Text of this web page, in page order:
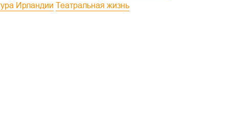
Ирландии
Театральная жизнь